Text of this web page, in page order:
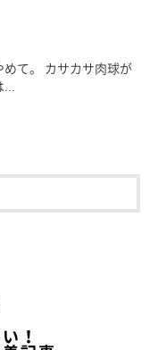
めて。 カサカサ肉球が
...
！